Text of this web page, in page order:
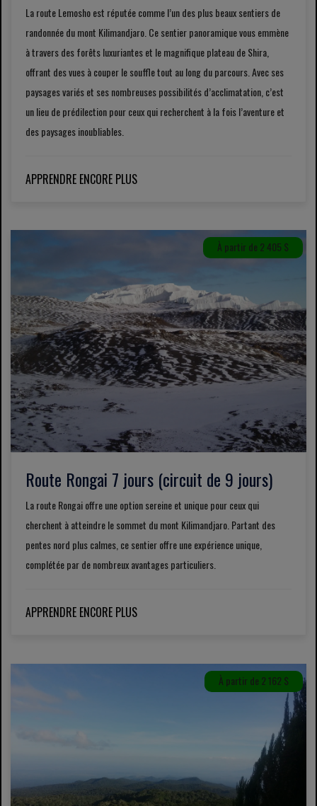
La route Lemosho est réputée comme l’un des plus beaux sentiers de
randonnée du mont Kilimandjaro. Ce sentier panoramique vous emmène
à travers des forêts luxuriantes et le magnifique plateau de Shira,
offrant des vues à couper le souffle tout au long du parcours. Avec ses
paysages variés et ses nombreuses possibilités d’acclimatation, c’est
un lieu de prédilection pour ceux qui recherchent à la fois l’aventure et
des paysages inoubliables.
APPRENDRE ENCORE PLUS
À partir de 2 405 $
Route Rongai 7 jours (circuit de 9 jours)
La route Rongai offre une option sereine et unique pour ceux qui
cherchent à atteindre le sommet du mont Kilimandjaro. Partant des
pentes nord plus calmes, ce sentier offre une expérience unique,
complétée par de nombreux avantages particuliers.
APPRENDRE ENCORE PLUS
À partir de 2 162 $